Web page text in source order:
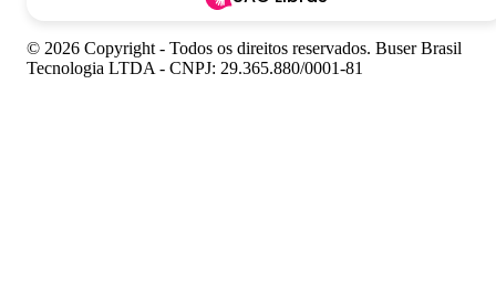
© 2026 Copyright - Todos os direitos reservados. Buser Brasil
Tecnologia LTDA - CNPJ: 29.365.880/0001-81